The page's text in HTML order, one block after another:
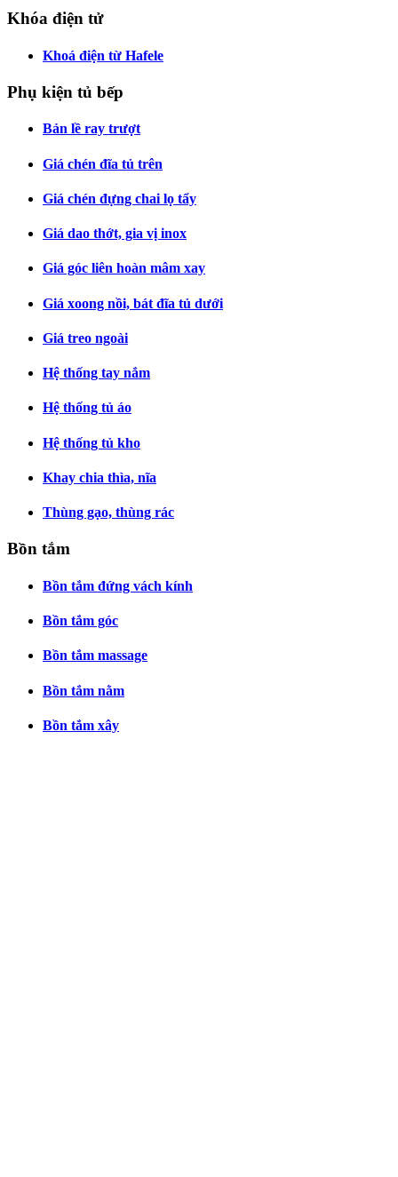
Khóa điện tử
Khoá điện từ Hafele
Phụ kiện tủ bếp
Bản lề ray trượt
Giá chén đĩa tủ trên
Giá chén đựng chai lọ tẩy
Giá dao thớt, gia vị inox
Giá góc liên hoàn mâm xay
Giá xoong nồi, bát đĩa tủ dưới
Giá treo ngoài
Hệ thống tay nắm
Hệ thống tủ áo
Hệ thống tủ kho
Khay chia thìa, nĩa
Thùng gạo, thùng rác
Bồn tắm
Bồn tắm đứng vách kính
Bồn tắm góc
Bồn tắm massage
Bồn tắm nằm
Bồn tắm xây